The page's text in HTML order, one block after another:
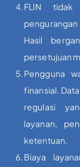
FLIN tidak
Hasil
persetujuan
Pengguna
finansial.
regulasi
layanan,
ketentuan.
Biaya